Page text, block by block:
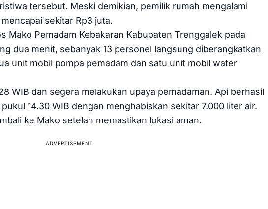
tersebut. Meski demikian, pemilik rumah mengalami
sekitar Rp3 juta.
Mako Pemadam Kebakaran Kabupaten Trenggalek pada
dua menit, sebanyak 13 personel langsung diberangkatkan
unit mobil pompa pemadam dan satu unit mobil water
WIB dan segera melakukan upaya pemadaman. Api berhasil
14.30 WIB dengan menghabiskan sekitar 7.000 liter air.
ke Mako setelah memastikan lokasi aman.
ADVERTISEMENT